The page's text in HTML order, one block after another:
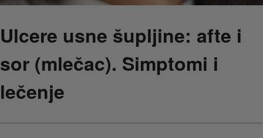
Ulcere usne šupljine: afte i
sor (mlečac). Simptomi i
lečenje